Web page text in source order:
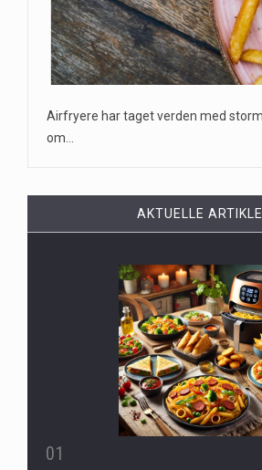
Airfryere har taget verden med
om…
AKTUELLE
01